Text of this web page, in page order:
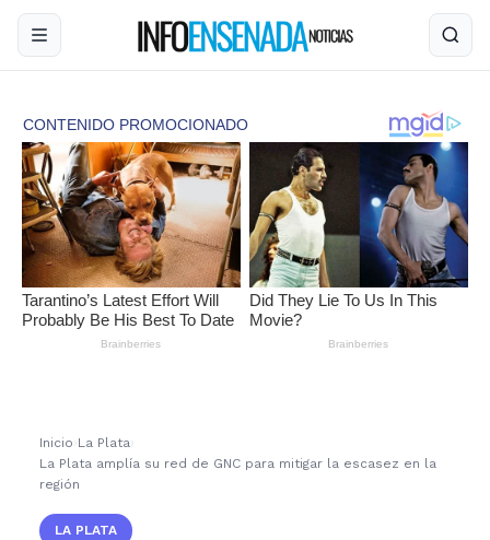
Inicio ›La Plata›
La Plata amplía su red de GNC para mitigar la escasez en la
región
LA PLATA